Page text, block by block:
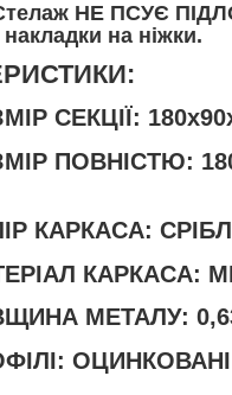
НЕ ПСУЄ
накладки на ніжки.
СЕКЦІЇ:
ПОВНІСТЮ:
КАРКАСА:
КАРКАСА:
МЕТАЛУ:
ОЦИНКОВАНІ